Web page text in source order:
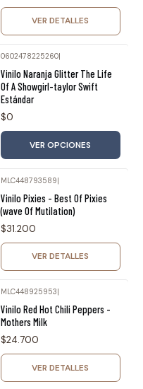
VER DETALLES
0602478225260
Vinilo Naranja Glitter The Life
Of A Showgirl-taylor Swift
Estándar
$0
VER OPCIONES
MLC448793589|
Vinilo Pixies - Best Of Pixies
(wave Of Mutilation)
$31.200
VER DETALLES
MLC448925953
Vinilo Red Hot Chili Peppers -
Mothers Milk
$24.700
VER DETALLES